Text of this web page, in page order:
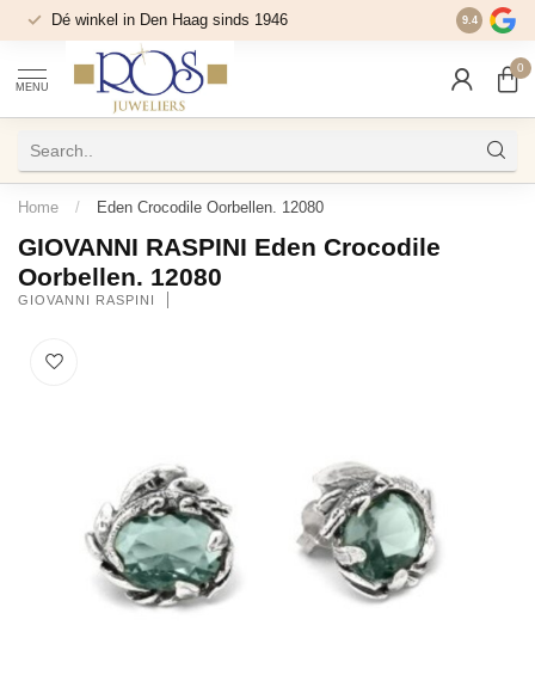
Dé winkel in Den Haag sinds 1946 9.4
MENU
0
Home / Eden Crocodile Oorbellen. 12080
GIOVANNI RASPINI Eden Crocodile
Oorbellen. 12080
GIOVANNI RASPINI